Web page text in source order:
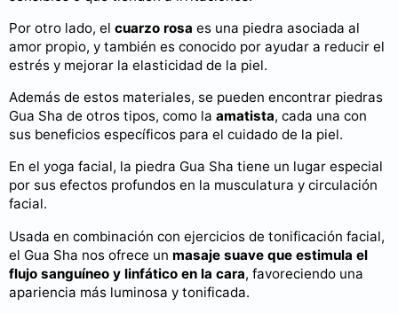
Por otro lado, el cuarzo rosa es una piedra asociada al
amor propio, y también es conocido por ayudar a reducir el
estrés y mejorar la elasticidad de la piel.
Además de estos materiales, se pueden encontrar piedras
Gua Sha de otros tipos, como la amatista, cada una con
sus beneficios específicos para el cuidado de la piel.
En el yoga facial, la piedra Gua Sha tiene un lugar especial
por sus efectos profundos en la musculatura y circulación
facial.
Usada en combinación con ejercicios de tonificación facial,
el Gua Sha nos ofrece un masaje suave que estimula el
flujo sanguíneo y linfático en la cara, favoreciendo una
apariencia más luminosa y tonificada.